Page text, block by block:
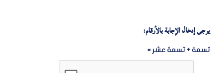
يرجى إدخال الإجابة بالأرقام:
تسعة + تسعة عشر =